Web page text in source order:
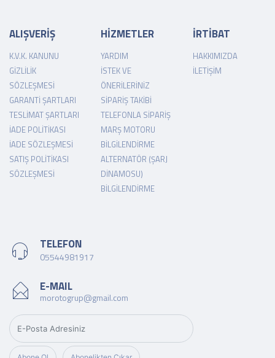
ALIŞVERİŞ
K.V.K. KANUNU
GIZLILIK
SÖZLEŞMESI
GARANTI ŞARTLARI
TESLIMAT ŞARTLARI
İADE POLITIKASI
İADE SÖZLEŞMESI
SATIŞ POLITIKASI
SÖZLEŞMESI
HİZMETLER
YARDIM
İSTEK VE
ÖNERILERINIZ
SIPARIŞ TAKIBI
TELEFONLA SIPARIŞ
MARŞ MOTORU
BILGILENDIRME
ALTERNATÖR (ŞARJ
DINAMOSU)
BILGILENDIRME
İRTİBAT
HAKKIMIZDA
İLETIŞIM
TELEFON
05544981917
E-MAIL
morotogrup@gmail.com